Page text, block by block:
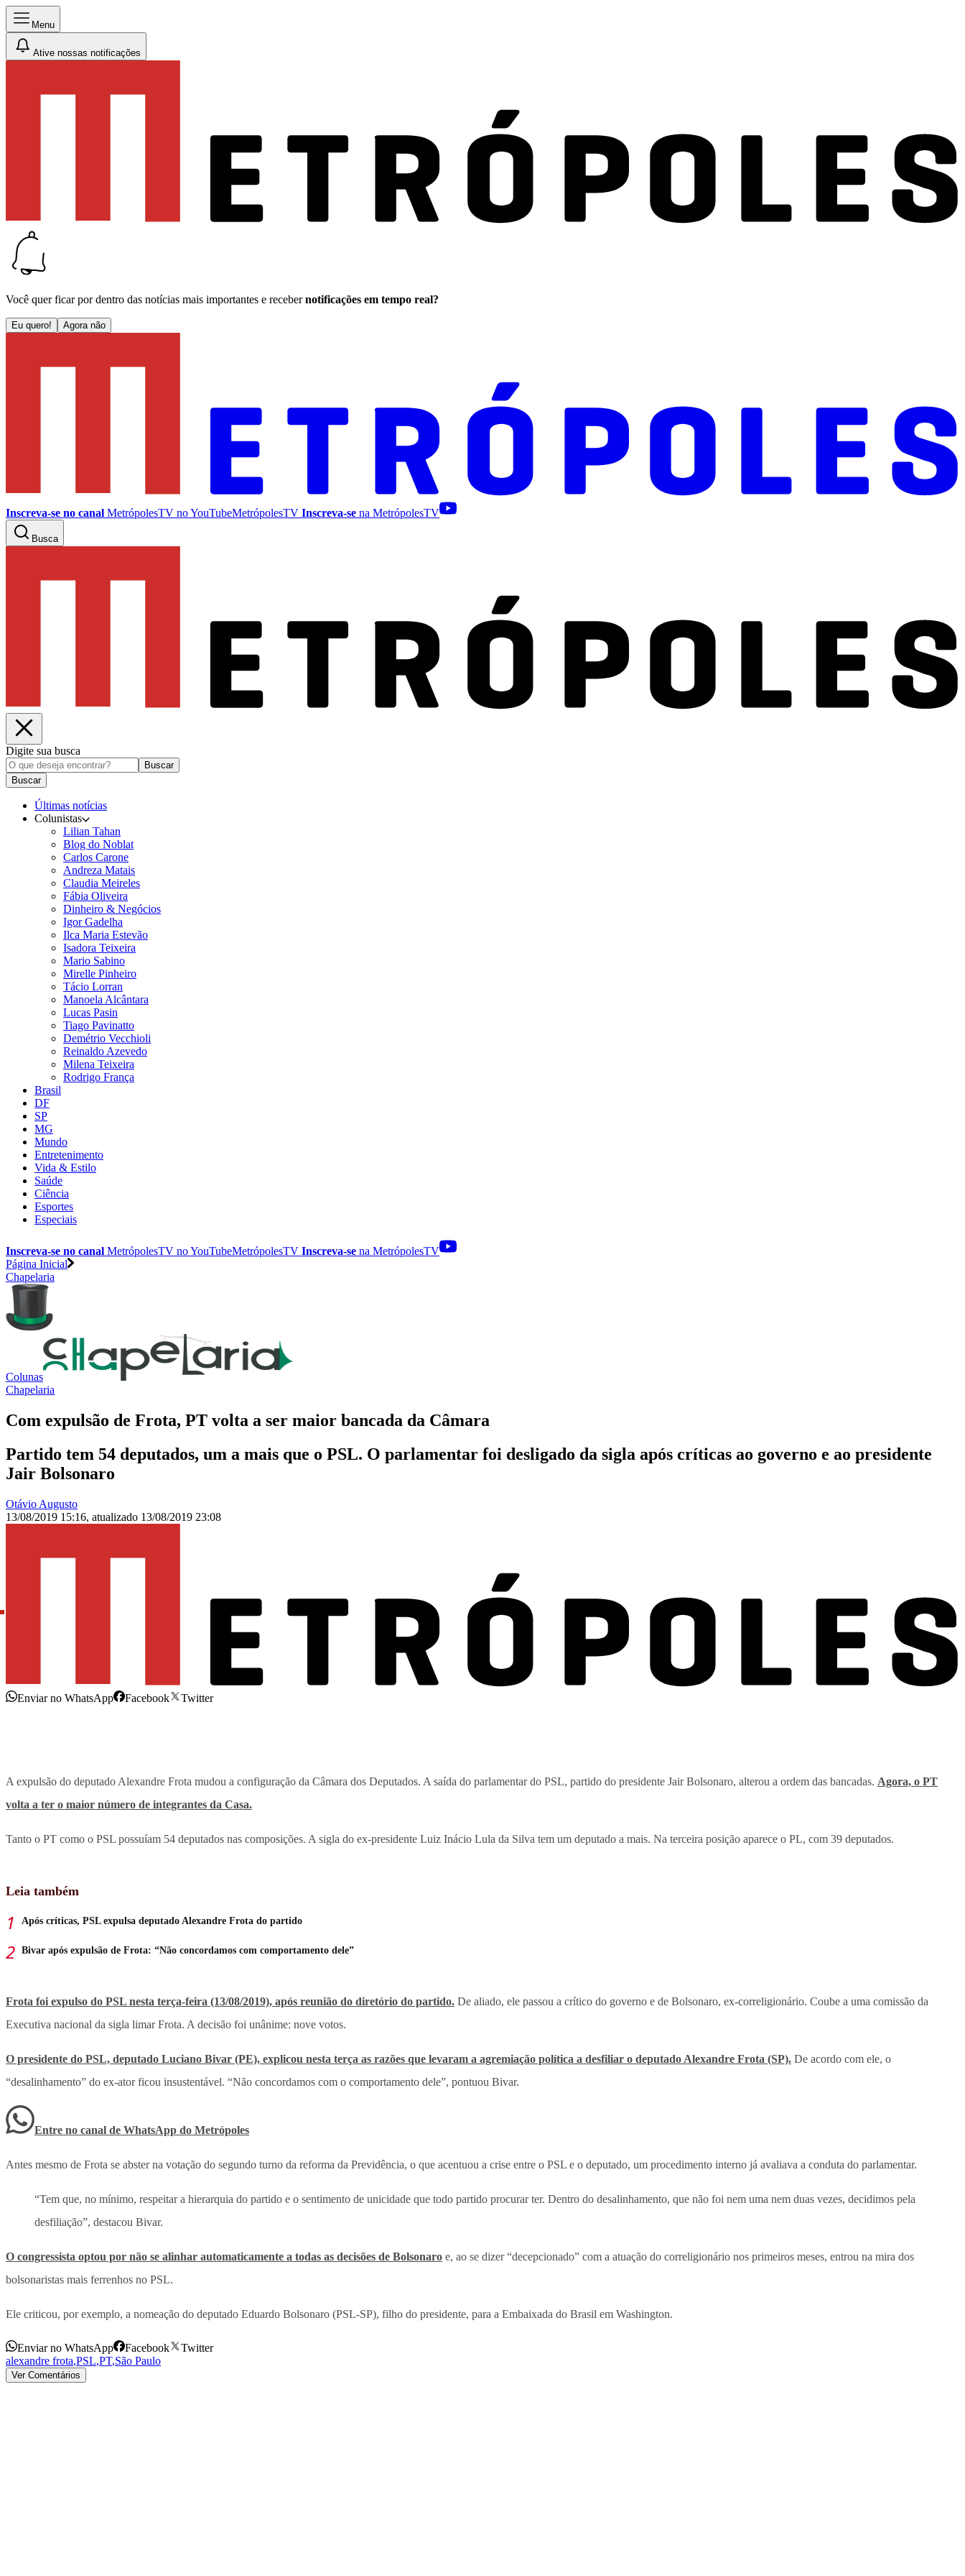
Menu
Ative nossas notificações
Você quer ficar por dentro das notícias mais importantes e receber notificações em tempo real?
Eu quero! Agora não
Inscreva-se no canal MetrópolesTV noYouTubeMetrópolesTV Inscreva-se na MetrópolesTV
Busca
Digite sua busca
Buscar
Buscar
Últimas notícias
Colunistas
Lilian Tahan
Blog do Noblat
Carlos Carone
Andreza Matais
Claudia Meireles
Fábia Oliveira
Dinheiro & Negócios
Igor Gadelha
Ilca Maria Estevão
Isadora Teixeira
Mario Sabino
Mirelle Pinheiro
Tácio Lorran
Manoela Alcântara
Lucas Pasin
Tiago Pavinatto
Demétrio Vecchioli
Reinaldo Azevedo
Milena Teixeira
Rodrigo França
Brasil
DF
SP
MG
Mundo
Entretenimento
Vida & Estilo
Saúde
Ciência
Esportes
Especiais
Inscreva-se no canal MetrópolesTV noYouTubeMetrópolesTV Inscreva-se na MetrópolesTV
Página Inicial
Chapelaria
Colunas
Chapelaria
Com expulsão de Frota, PT volta a ser maior bancada da Câmara
Partido tem 54 deputados, um a mais que o PSL. O parlamentar foi desligado da sigla após críticas ao governo e ao presidente
Jair Bolsonaro
Otávio Augusto
13/08/2019 15:16, atualizado 13/08/2019 23:08
Enviar no WhatsApp Facebook Twitter
A expulsão do deputado Alexandre Frota mudou a configuração da Câmara dos Deputados. A saída do parlamentar do PSL, partido do presidente Jair Bolsonaro, alterou a ordem das bancadas. Agora, o PT
volta a ter o maior número de integrantes da Casa.
Tanto o PT como o PSL possuíam 54 deputados nas composições. A sigla do ex-presidente Luiz Inácio Lula da Silva tem um deputado a mais. Na terceira posição aparece o PL, com 39 deputados.
Leia também
Após críticas, PSL expulsa deputado Alexandre Frota do partido
Bivar após expulsão de Frota: “Não concordamos com comportamento dele”
Frota foi expulso do PSL nesta terça-feira (13/08/2019), após reunião do diretório do partido. De aliado, ele passou a crítico do governo e de Bolsonaro, ex-correligionário. Coube a uma comissão da
Executiva nacional da sigla limar Frota. A decisão foi unânime: nove votos.
O presidente do PSL, deputado Luciano Bivar (PE), explicou nesta terça as razões que levaram a agremiação política a desfiliar o deputado Alexandre Frota (SP). De acordo com ele, o
“desalinhamento” do ex-ator ficou insustentável. “Não concordamos com o comportamento dele”, pontuou Bivar.
Entre no canal de WhatsApp do Metrópoles
Antes mesmo de Frota se abster na votação do segundo turno da reforma da Previdência, o que acentuou a crise entre o PSL e o deputado, um procedimento interno já avaliava a conduta do parlamentar.
“Tem que, no mínimo, respeitar a hierarquia do partido e o sentimento de unicidade que todo partido procurar ter. Dentro do desalinhamento, que não foi nem uma nem duas vezes, decidimos pela
desfiliação”, destacou Bivar.
O congressista optou por não se alinhar automaticamente a todas as decisões de Bolsonaro e, ao se dizer “decepcionado” com a atuação do correligionário nos primeiros meses, entrou na mira dos
bolsonaristas mais ferrenhos no PSL.
Ele criticou, por exemplo, a nomeação do deputado Eduardo Bolsonaro (PSL-SP), filho do presidente, para a Embaixada do Brasil em Washington.
Enviar no WhatsApp Facebook
Twitter
alexandre frota,PSL,PT,São Paulo
Ver Comentários